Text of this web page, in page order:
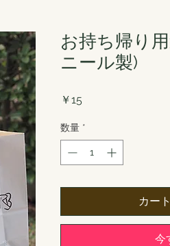
お持ち帰り
ニール製)
￥15
数量 *
カー
今